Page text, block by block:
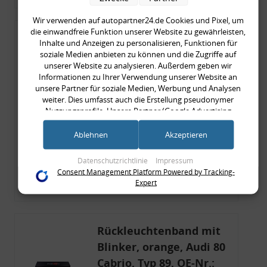
Rückleuchtenband mit
Blinker, rot, US-Ecken,
Audi 80 Cabrio, Typ 89,
OE-Nr.: 8G0945225 +
8G0945225C
999,99 €
inkl. gesetzl. MwSt., zzgl.Versandkosten
Merkzettel
Zum Artikel
Rückleuchtenband mit
Blinker, orange, Audi 80
Cabrio, Typ 89, OE-Nr.:
Wir verwenden auf autopartner24.de Cookies und Pixel, um
die einwandfreie Funktion unserer Website zu gewährleisten,
Inhalte und Anzeigen zu personalisieren, Funktionen für
soziale Medien anbieten zu können und die Zugriffe auf
unserer Website zu analysieren. Außerdem geben wir
Informationen zu Ihrer Verwendung unserer Website an
unsere Partner für soziale Medien, Werbung und Analysen
weiter. Dies umfasst auch die Erstellung pseudonymer
Nutzungsprofile. Unsere Partner (Google Advertising
Products) führen diese Informationen möglicherweise mit
weiteren Daten zusammen, die Sie ihnen bereitgestellt haben
im Rahmen Ihrer Nutzung der Dienste gesammelt haben
(bspw. Nutzungsdaten anderer Geräte). Ihre Einwilligung zur
Nutzung von Cookies und Pixeln können Sie jederzeit
widerrufen, indem Sie auf den Datenschutz-Button links
Zwecke der Datenverarbeitung durch unsere Partner:
Speichern von oder Zugriff auf Informationen auf einem Endgerät
Verwendung reduzierter Daten zur Auswahl von Werbeanzeigen
Datenschutzrichtlinie Impressum
Ablehnen Akzeptieren
Consent Management Platform Powered by Tracking-
Expert